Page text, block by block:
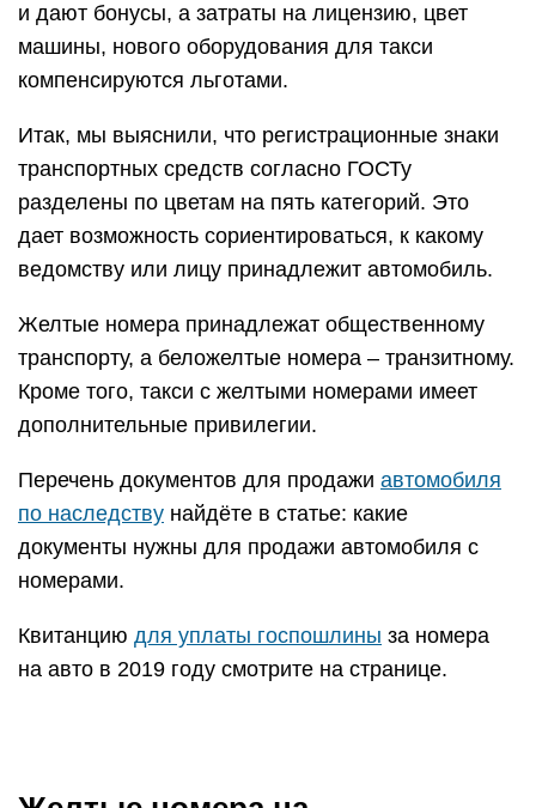
и дают бонусы, а затраты на лицензию, цвет
машины, нового оборудования для такси
компенсируются льготами.
Итак, мы выяснили, что регистрационные знаки
транспортных средств согласно ГОСТу
разделены по цветам на пять категорий. Это
дает возможность сориентироваться, к какому
ведомству или лицу принадлежит автомобиль.
Желтые номера принадлежат общественному
транспорту, а беложелтые номера – транзитному.
Кроме того, такси с желтыми номерами имеет
дополнительные привилегии.
Перечень документов для продажи автомобиля
по наследству найдёте в статье: какие
документы нужны для продажи автомобиля с
номерами.
Квитанцию для уплаты госпошлины за номера
на авто в 2019 году смотрите на странице.